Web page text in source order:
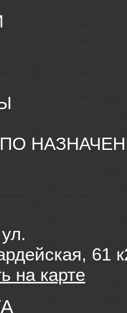
ПО
61
на карте